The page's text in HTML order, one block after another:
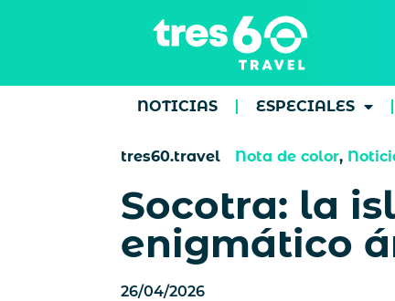
NOTICIAS ESPECIALES
tres60.travel Nota de color,
Socotra: la
enigmático
26/04/2026